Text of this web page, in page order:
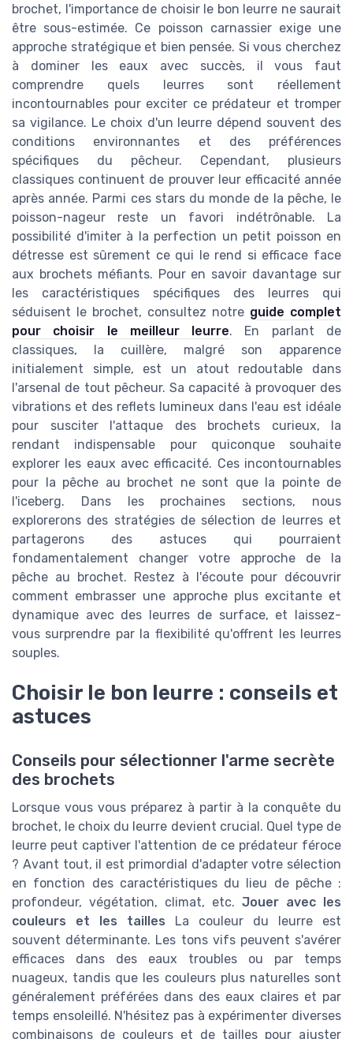
brochet, l'importance de choisir le bon leurre ne saurait
être sous-estimée. Ce poisson carnassier exige une
approche stratégique et bien pensée. Si vous cherchez
à dominer les eaux avec succès, il vous faut
comprendre quels leurres sont réellement
incontournables pour exciter ce prédateur et tromper
sa vigilance. Le choix d'un leurre dépend souvent des
conditions environnantes et des préférences
spécifiques du pêcheur. Cependant, plusieurs
classiques continuent de prouver leur efficacité année
après année. Parmi ces stars du monde de la pêche, le
poisson-nageur reste un favori indétrônable. La
possibilité d'imiter à la perfection un petit poisson en
détresse est sûrement ce qui le rend si efficace face
aux brochets méfiants. Pour en savoir davantage sur
les caractéristiques spécifiques des leurres qui
séduisent le brochet, consultez notre guide complet
pour choisir le meilleur leurre. En parlant de
classiques, la cuillère, malgré son apparence
initialement simple, est un atout redoutable dans
l'arsenal de tout pêcheur. Sa capacité à provoquer des
vibrations et des reflets lumineux dans l'eau est idéale
pour susciter l'attaque des brochets curieux, la
rendant indispensable pour quiconque souhaite
explorer les eaux avec efficacité. Ces incontournables
pour la pêche au brochet ne sont que la pointe de
l'iceberg. Dans les prochaines sections, nous
explorerons des stratégies de sélection de leurres et
partagerons des astuces qui pourraient
fondamentalement changer votre approche de la
pêche au brochet. Restez à l'écoute pour découvrir
comment embrasser une approche plus excitante et
dynamique avec des leurres de surface, et laissez-
vous surprendre par la flexibilité qu'offrent les leurres
souples.
Choisir le bon leurre : conseils et
astuces
Conseils pour sélectionner l'arme secrète
des brochets
Lorsque vous vous préparez à partir à la conquête du
brochet, le choix du leurre devient crucial. Quel type de
leurre peut captiver l'attention de ce prédateur féroce
? Avant tout, il est primordial d'adapter votre sélection
en fonction des caractéristiques du lieu de pêche :
profondeur, végétation, climat, etc. Jouer avec les
couleurs et les tailles La couleur du leurre est
souvent déterminante. Les tons vifs peuvent s'avérer
efficaces dans des eaux troubles ou par temps
nuageux, tandis que les couleurs plus naturelles sont
généralement préférées dans des eaux claires et par
temps ensoleillé. N'hésitez pas à expérimenter diverses
combinaisons de couleurs et de tailles pour ajuster